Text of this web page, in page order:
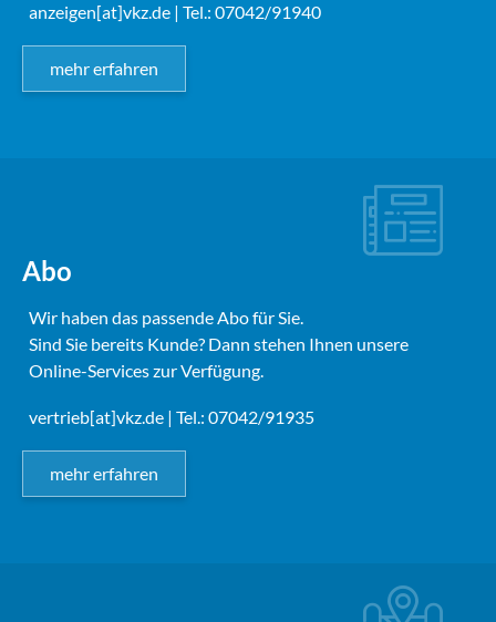
anzeigen[at]vkz.de | Tel.: 07042/91940
mehr erfahren
Abo
Wir haben das passende Abo für Sie.
Sind Sie bereits Kunde? Dann stehen Ihnen unsere
Online-Services zur Verfügung.
vertrieb[at]vkz.de | Tel.: 07042/91935
mehr erfahren